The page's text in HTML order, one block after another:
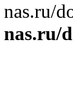
nas.ru/
nas.ru/